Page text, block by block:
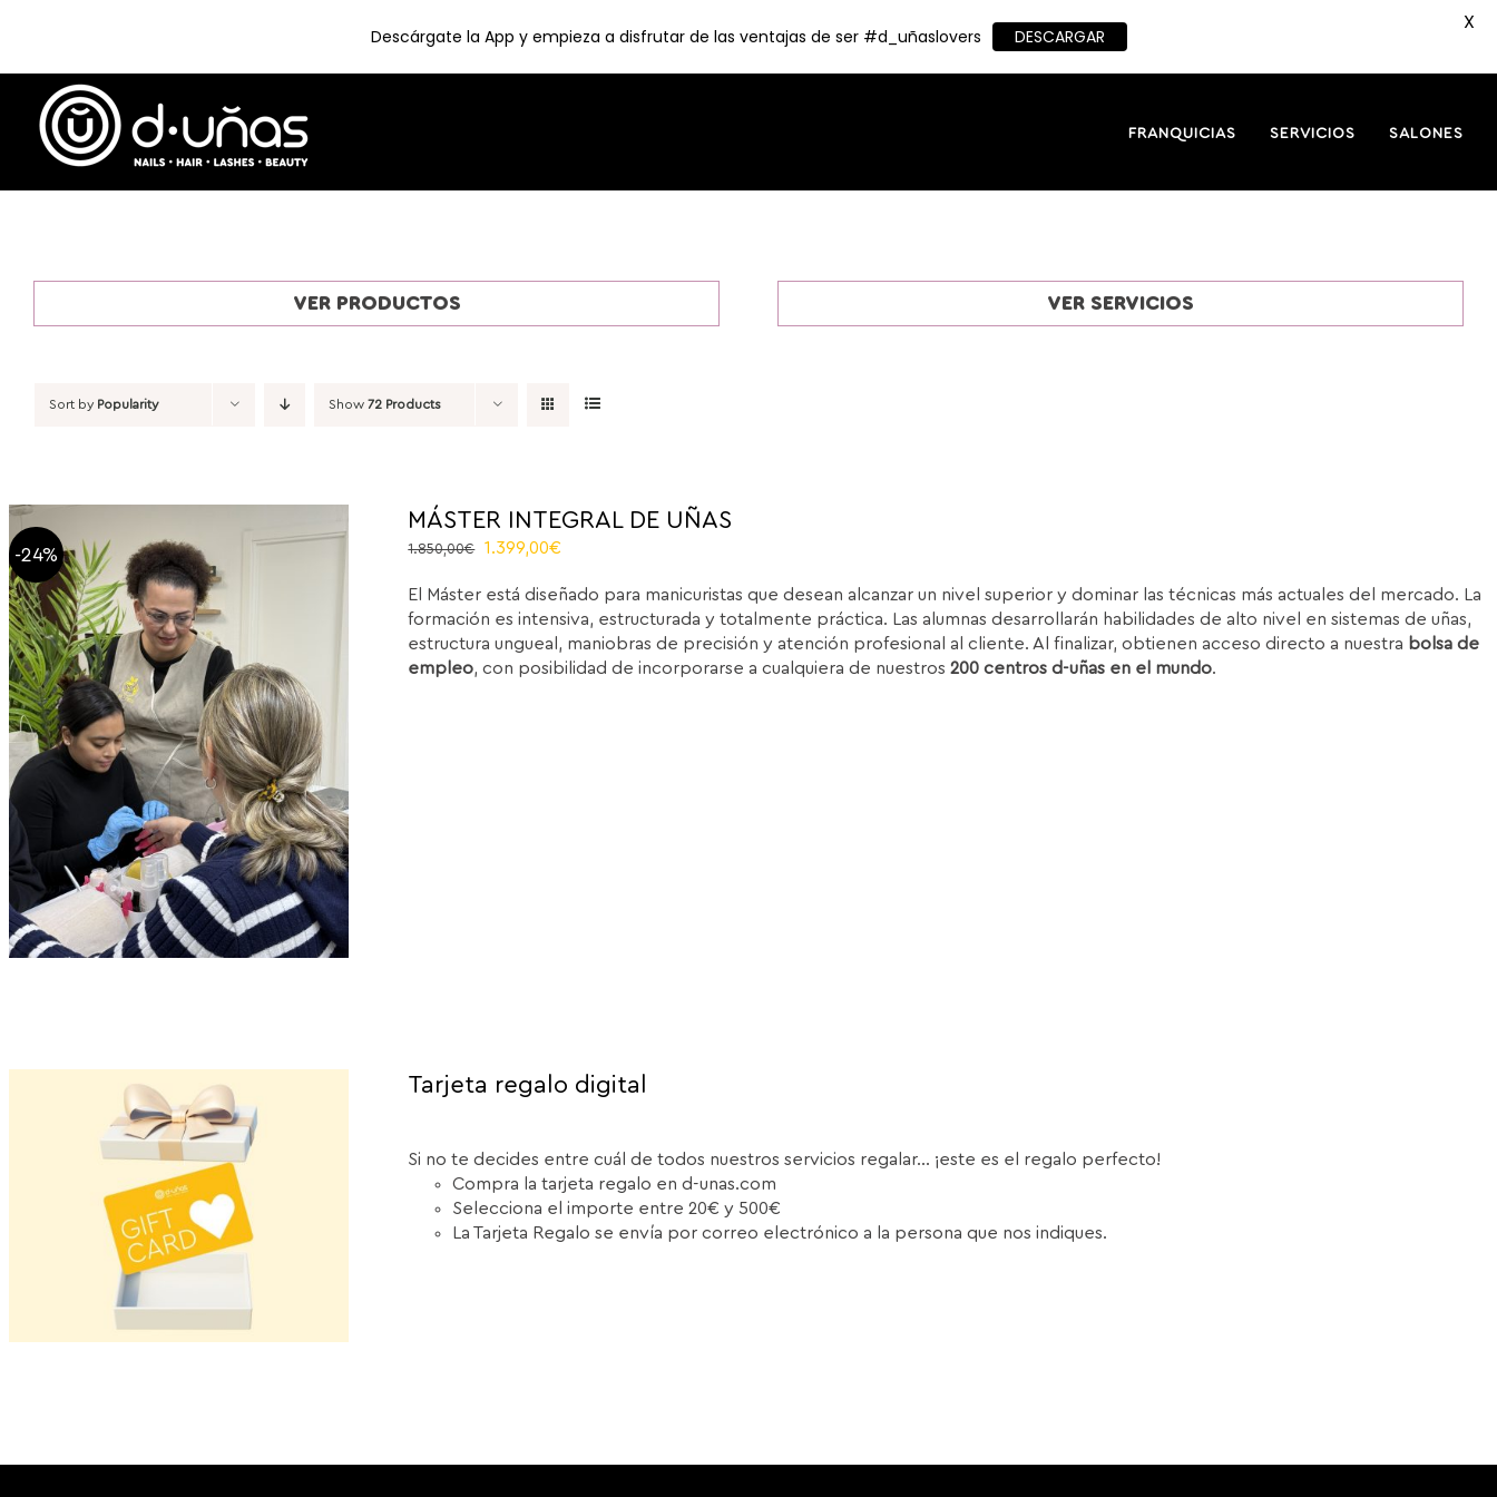
content
FRANQUICIAS SERVICIOS SALONES
VER PRODUCTOS VER SERVICIOS
Sort by Popularity Show 72 Products
-24%
MÁSTER INTEGRAL DE UÑAS
1.850,00€
Original
was:
1.850,00€.
1.399,00€
is:
1.399,00€.
El Máster está diseñado para manicuristas que desean alcanzar un nivel superior y dominar las técnicas más actuales del mercado. La
formación es intensiva, estructurada y totalmente práctica. Las alumnas desarrollarán habilidades de alto nivel en sistemas de uñas,
estructura ungueal, maniobras de precisión y atención profesional al cliente. Al finalizar, obtienen acceso directo a nuestra bolsa de
empleo, con posibilidad de incorporarse a cualquiera de nuestros200 centros d-uñas en el mundo.
Tarjeta regalo digital
Si no te decides entre cuál de todos nuestros servicios regalar... ¡este es el regalo perfecto!
Compra la tarjeta regalo en d-unas.com
Selecciona el importe entre 20€ y 500€
La Tarjeta Regalo se envía por correo electrónico a la persona que nos indiques.
Descárgate la App y empieza a disfrutar de las ventajas de ser #d_uñaslovers DESCARGAR
X